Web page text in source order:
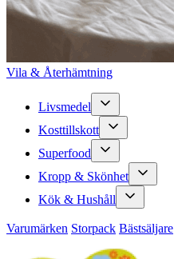
Vila & Återhämtning
Livsmedel
Kosttillskott
Superfood
Kropp & Skönhet
Kök & Hushåll
Varumärken Storpack Bästsäljare